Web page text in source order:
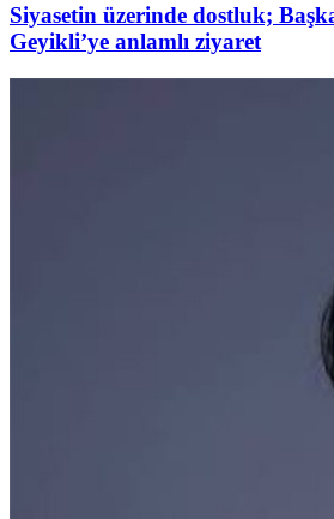
Siyasetin üzerinde dostluk;
Geyikli’ye anlamlı ziyaret